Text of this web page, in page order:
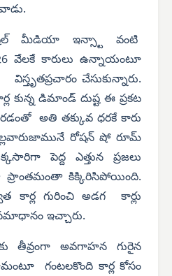
మీడియా ఇన్స్టా వంటి
వేలకే కారులు ఉన్నాయంటూ
చేసుకున్నారు.
కున్న డిమాండ్ దుష్ట ఈ ప్రకట
అతి తక్కువ ధరకే కారు
రోషన్ షో రూమ్
పెద్ద ఎత్తున ప్రజలు
కిక్కిరిసిపోయింది.
గురించి అడగ కార్లు
ఇచ్చారు.
తీవ్రంగా అవగాహన గురైన
గంటలకొంది కార్ల కోసం